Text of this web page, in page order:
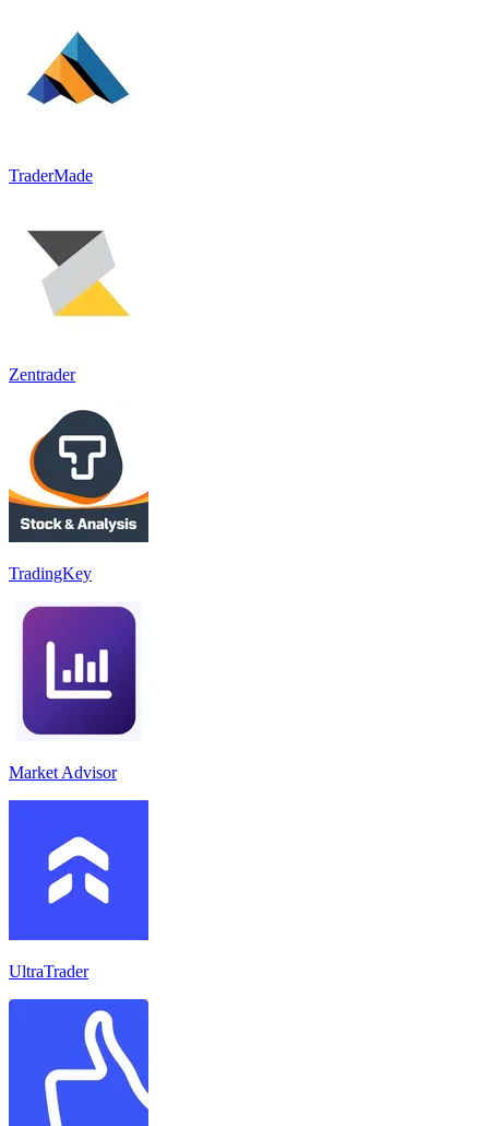
TraderMade
Zentrader
TradingKey
Market Advisor
UltraTrader